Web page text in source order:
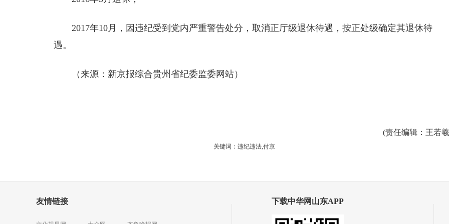
2017年10月，因违纪受到党内严重警告处分，取消正厅级退休待遇，按正处级确定其退休待
遇。
（来源：新京报综合贵州省纪委监委网站）
(责任编辑 ：王若
关键词：违纪违法,付京
友情链接 下载中华网山东APP